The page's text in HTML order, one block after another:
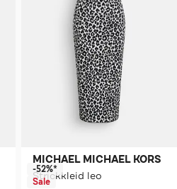
MICHAEL MICHAEL KORS
Strickkleid leo
-52%*
Sale